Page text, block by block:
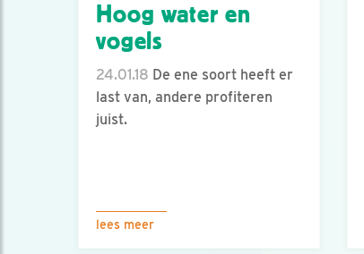
Hoog water en
vogels
24.01.18 De ene soort heeft er
last van, andere profiteren
juist.
lees meer